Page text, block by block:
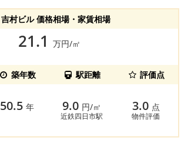
吉村ビル 価格相場・家賃相場
21.1 万円/㎡
築年数 駅距離 評価点
50.5年 9.0 円/㎡
近鉄四日市駅
3.0 点
物件評価